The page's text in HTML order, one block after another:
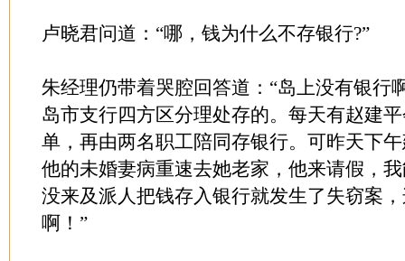
卢晓君问道：“哪，钱为什么不存银行?”
朱经理仍带着哭腔回答道：“岛上没有银行
岛市支行四方区分理处存的。每天有赵建
单，再由两名职工陪同存银行。可昨天下
他的未婚妻病重速去她老家，他来请假，
没来及派人把钱存入银行就发生了失窃案
啊！”